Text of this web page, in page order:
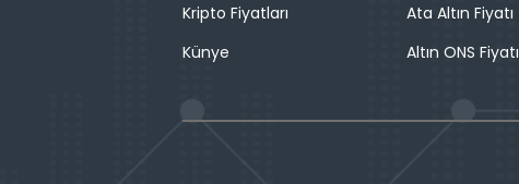
Kripto Fiyatları
Künye
Ata Altın Fiyatı
Altın ONS Fiyatı